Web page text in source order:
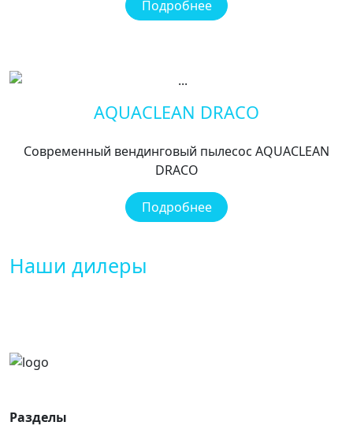
Подробнее
AQUACLEAN DRACO
Современный вендинговый пылесос AQUACLEAN
DRACO
Подробнее
Наши дилеры
Разделы